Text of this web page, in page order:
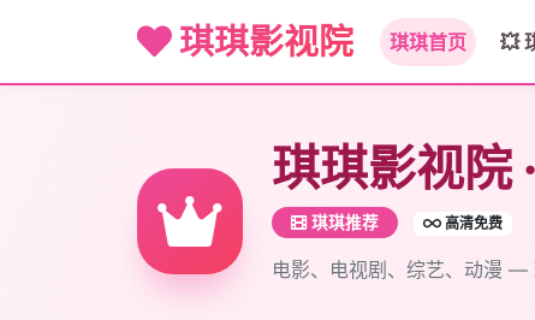
琪琪影视院 琪琪首页 💥
琪琪影视院
琪琪推荐 高清免费
电影、电视剧、综艺、动漫 —